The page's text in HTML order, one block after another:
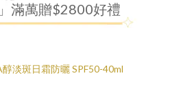
」滿萬贈$2800好禮